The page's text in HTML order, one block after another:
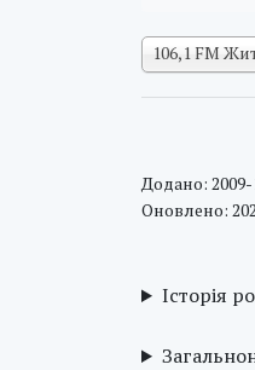
Додано: 2009-
Оновлено:
Історія